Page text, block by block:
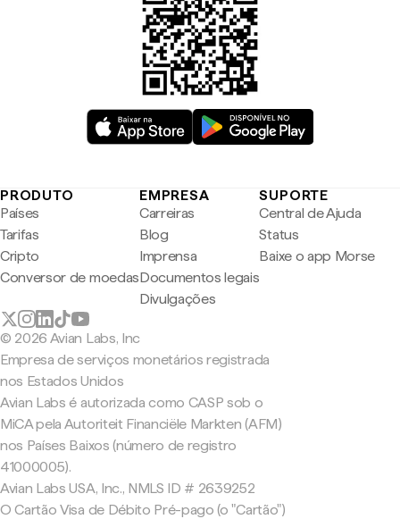
PRODUTO
Países
Tarifas
Cripto
Conversor de moedas
EMPRESA
Carreiras
Blog
Imprensa
Documentos legais
Divulgações
SUPORTE
Central de Ajuda
Status
Baixe o app Morse
© 2026 Avian Labs, Inc
Empresa de serviços monetários registrada
nos Estados Unidos
Avian Labs é autorizada como CASP sob o
MiCA pela Autoriteit Financiële Markten (AFM)
nos Países Baixos (número de registro
41000005).
Avian Labs USA, Inc., NMLS ID # 2639252
O Cartão Visa de Débito Pré-pago (o "Cartão")